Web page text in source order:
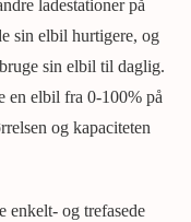
ladestationer på
sin elbil hurtigere, og
sin elbil til daglig.
en elbil fra 0-100% på
og kapaciteten
enkelt- og trefasede